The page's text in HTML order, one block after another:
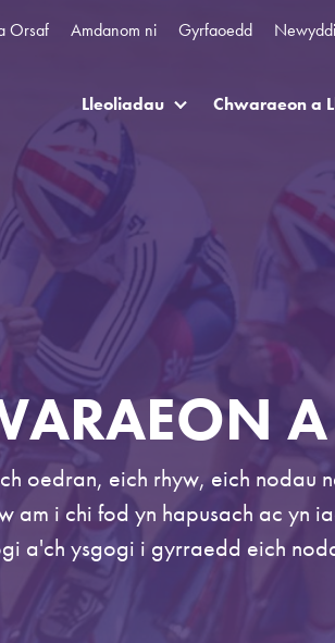
Orsaf Amdanom ni Gyrfaoedd
Lleoliadau Chwaraeon a
A
oedran, eich rhyw, eich nodau
am i chi fod yn hapusach ac yn
a'ch ysgogi i gyrraedd eich